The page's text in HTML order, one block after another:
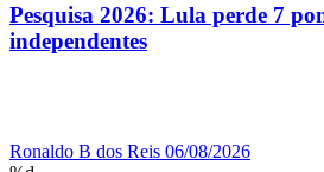
Pesquisa 2026: Lula perde 7
independentes
Ronaldo B dos Reis 06/08/2026